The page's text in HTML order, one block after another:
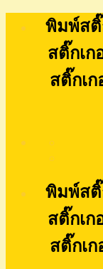
พิมพ์สติ๊
สติ๊กเก
สติ๊กเ
พิมพ์สติ๊
สติ๊กเก
สติ๊กเ